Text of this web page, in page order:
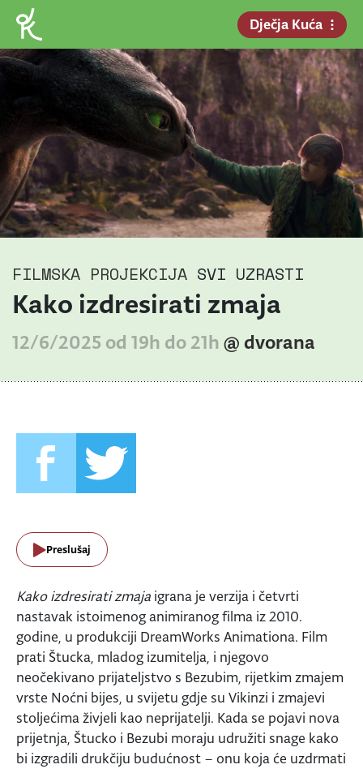
Dječja Kuća
FILMSKA PROJEKCIJA SVI UZRASTI
Kako izdresirati zmaja
12/6/2025 od 19h do 21h @ dvorana
Preslušaj
Kako izdresirati zmaja igrana je verzija i četvrti
nastavak istoimenog animiranog filma iz 2010.
godine, u produkciji DreamWorks Animationa. Film
prati Štucka, mladog izumitelja, i njegovo
neočekivano prijateljstvo s Bezubim, rijetkim zmajem
vrste Noćni bijes, u svijetu gdje su Vikinzi i zmajevi
stoljećima živjeli kao neprijatelji. Kada se pojavi nova
prijetnja, Štucko i Bezubi moraju udružiti snage kako
bi izgradili drukčiju budućnost – onu koja će uzdrmati